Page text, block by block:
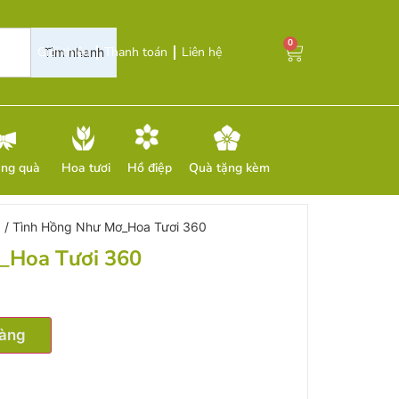
Tìm nhanh
Giới thiệu Thanh toán Liên hệ
0
quà Hoa tươi Hồ điệp Quà tặng kèm
/ Tình Hồng Như Mơ_Hoa Tươi 360
Tươi 360